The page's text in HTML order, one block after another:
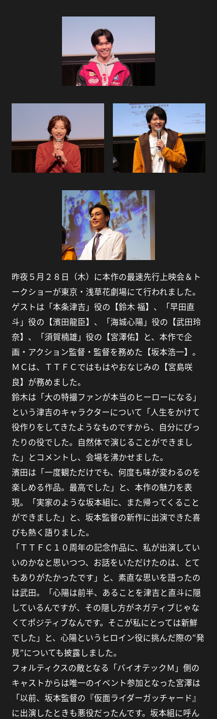
昨夜５月２８日（木）に本作の最速先行上映会＆ト
ークショーが東京・浅草花劇場にて行われました。
ゲストは「本条津吉」役の【鈴木 福】、「早田直
斗」役の【濱田龍臣】、「海城心陽」役の【武田玲
奈】、「須賀楠雄」役の【宮澤佑】と、本作で企
画・アクション監督・監督を務めた【坂本浩一】。
ＭＣは、ＴＴＦＣではもはやおなじみの【宮島咲
良】が務めました。
鈴木は「大の特撮ファンが本当のヒーローになる」
という津吉のキャラクターについて「人生をかけて
役作りをしてきたようなものですから、自分にぴっ
たりの役でした。自然体で演じることができまし
た」とコメントし、会場を沸かせました。
濱田は「一度観ただけでも、何度も味が変わるのを
楽しめる作品。最高でした」と、本作の魅力を表
現。「実家のような坂本組に、また帰ってくること
ができました」と、坂本監督の新作に出演できた喜
びも熱く語りました。
「ＴＴＦＣ１０周年の記念作品に、私が出演してい
いのかなと思いつつ、お話をいただけたのは、とて
もありがたかったです」と、素直な思いを語ったの
は武田。「心陽は前半、あることを津吉と直斗に隠
しているんですが、その隠し方がネガティブじゃな
くてポジティブなんです。そこが私にとっては新鮮
でした」と、心陽というヒロイン役に挑んだ際の“発
見”についても披露しました。
フォルティクスの敵となる「バイオテックＭ」側の
キャストからは唯一のイベント参加となった宮澤は
「以前、坂本監督の『仮面ライダーガッチャード』
に出演したときも悪役だったんです。坂本組に呼ん